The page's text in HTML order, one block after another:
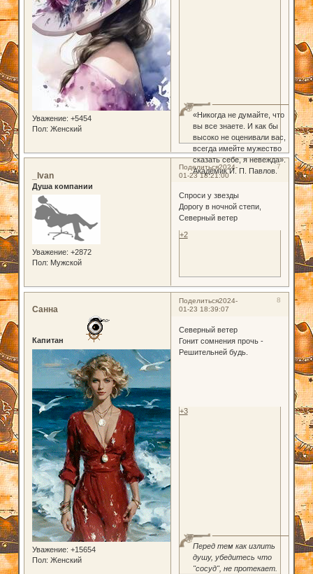
Уважение: +5454
Пол: Женский
«Никогда не думайте, что
вы все знаете. И как бы
высоко не оценивали вас,
всегда имейте мужество
сказать себе, я невежда».
Академик И. П. Павлов.
Поделиться 7
2024-
01-23 18:21:00
_Ivan
Душа компании
Уважение: +2872
Пол: Мужской
Спроси у звезды
Дорогу в ночной степи,
Северный ветер
+2
Поделиться 8
2024-
01-23 18:39:07
Санна
Капитан
Уважение: +15654
Пол: Женский
Северный ветер
Гонит сомнения прочь -
Решительней будь.
Перед тем как излить
душу, убедитесь что
"сосуд", не протекает.
+3